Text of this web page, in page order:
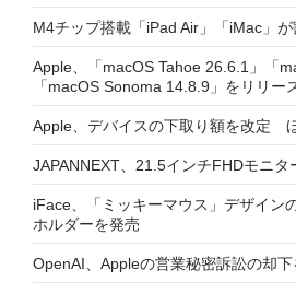
M4チップ搭載「iPad Air」「iMac」が
Apple、「macOS Tahoe 26.6.1」「
「macOS Sonoma 14.8.9」をリリー
Apple、デバイスの下取り額を改定
JAPANNEXT、21.5インチFHDモニタ
iFace、「ミッキーマウス」デザイン
ホルダーを発売
OpenAI、Appleの営業秘密訴訟の却